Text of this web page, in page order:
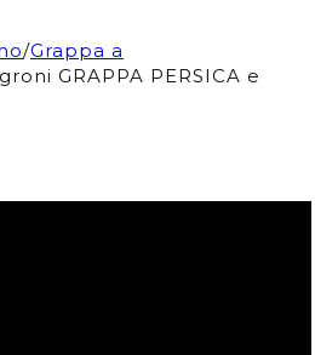
/Grappa a
GRAPPA PERSICA e